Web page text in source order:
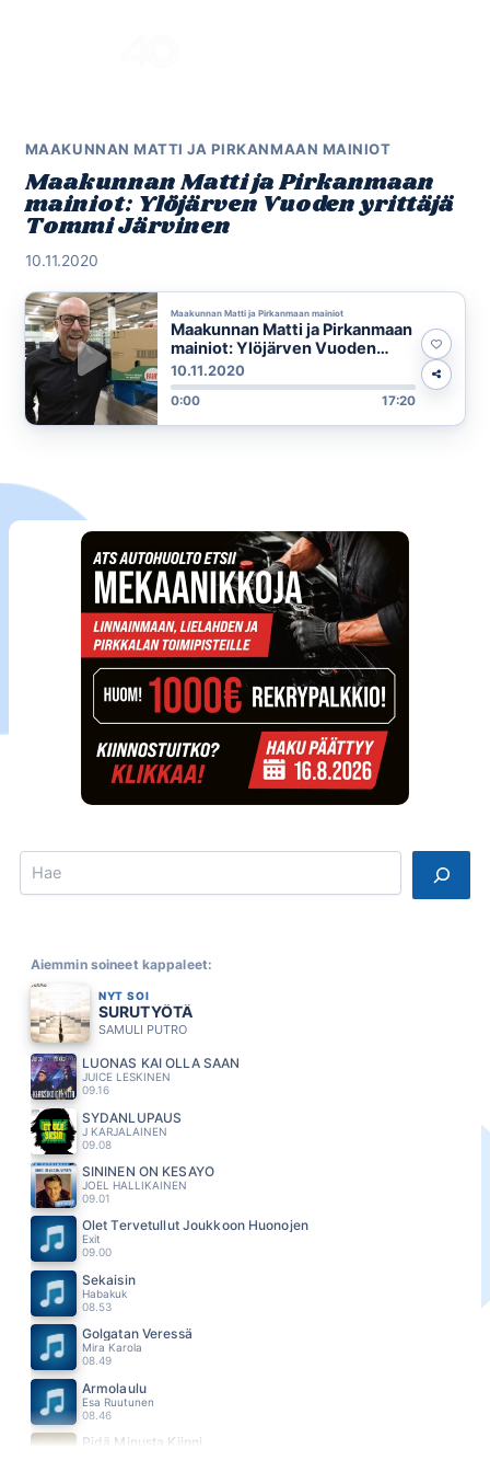
MAAKUNNAN MATTI JA PIRKANMAAN MAINIOT
Maakunnan Matti ja Pirkanmaan
mainiot: Ylöjärven Vuoden yrittäjä
Tommi Järvinen
10.11.2020
Maakunnan Matti ja Pirkanmaan mainiot
Maakunnan Matti ja Pirkanmaan
mainiot: Ylöjärven Vuoden
yrittäjä Tommi Järvinen
10.11.2020
0:00 17:20
Search
Aiemmin soineet kappaleet:
NYT SOI
SURUTYÖTÄ
SAMULI PUTRO
LUONAS KAI OLLA SAAN
JUICE LESKINEN
09.16
SYDÄNLUPAUS
J KARJALAINEN
09.08
SININEN ON KESÄYÖ
JOEL HALLIKAINEN
09.01
Olet Tervetullut Joukkoon Huonojen
Exit
09.00
Sekaisin
Habakuk
08.53
Golgatan Veressä
Mira Karola
08.49
Armolaulu
Esa Ruutunen
08.46
Pidä Minusta Kiinni